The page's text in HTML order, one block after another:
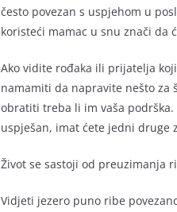
često povezan s uspjehom u
koristeći mamac u snu znači da
Ako vidite rođaka ili prijatelja
namamiti da napravite nešto za
obratiti treba li im vaša
uspješan, imat ćete jedni druge
Život se sastoji od preuzimanja
Vidjeti jezero puno ribe